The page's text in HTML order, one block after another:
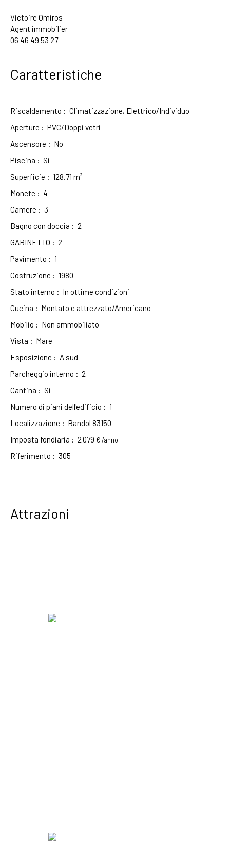
Victoire Omiros
Agent immobilier
06 46 49 53 27
Caratteristiche
Riscaldamento : Climatizzazione, Elettrico/Individuo
Aperture : PVC/Doppi vetri
Ascensore : No
Piscina : Sì
Superficie : 128.71 m²
Monete : 4
Camere : 3
Bagno con doccia : 2
GABINETTO : 2
Pavimento : 1
Costruzione : 1980
Stato interno : In ottime condizioni
Cucina : Montato e attrezzato/Americano
Mobilio : Non ammobiliato
Vista : Mare
Esposizione : A sud
Parcheggio interno : 2
Cantina : Sì
Numero di piani dell'edificio : 1
Localizzazione : Bandol 83150
Imposta fondiaria : 2 079 € /anno
Riferimento : 305
Attrazioni